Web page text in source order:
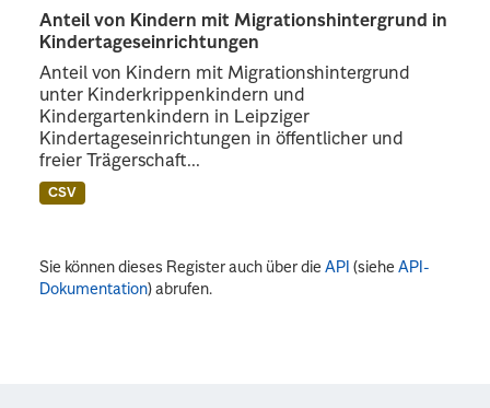
Anteil von Kindern mit Migrationshintergrund in
Kindertageseinrichtungen
Anteil von Kindern mit Migrationshintergrund
unter Kinderkrippenkindern und
Kindergartenkindern in Leipziger
Kindertageseinrichtungen in öffentlicher und
freier Trägerschaft...
CSV
Sie können dieses Register auch über dieAPI (sieheAPI-
Dokumentation) abrufen.